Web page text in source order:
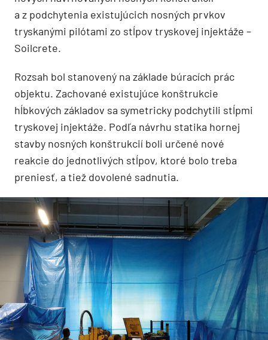
a z podchytenia existujúcich nosných prvkov
tryskanými pilótami zo stĺpov tryskovej injektáže –
Soilcrete.
Rozsah bol stanovený na základe búracích prác
objektu. Zachované existujúce konštrukcie
hĺbkových základov sa symetricky podchytili stĺpmi
tryskovej injektáže. Podľa návrhu statika hornej
stavby nosných konštrukcií boli určené nové
reakcie do jednotlivých stĺpov, ktoré bolo treba
preniesť, a tiež dovolené sadnutia.